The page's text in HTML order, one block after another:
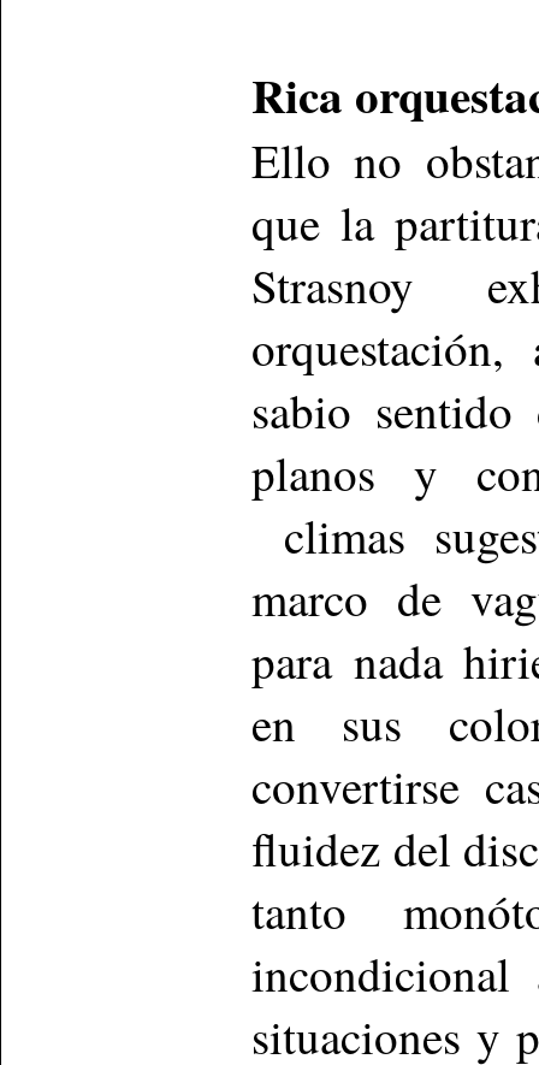
Rica
Ello no
que la
Strasnoy
orquestación,
sabio
planos y
climas
marco de
para nada
en sus
convertirse
fluidez del
tanto
situaciones y